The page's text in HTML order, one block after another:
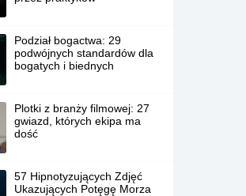
Podział bogactwa: 29
podwójnych standardów dla
bogatych i biednych
Plotki z branży filmowej: 27
gwiazd, których ekipa ma
dość
57 Hipnotyzujących Zdjęć
Ukazujących Potęgę Morza